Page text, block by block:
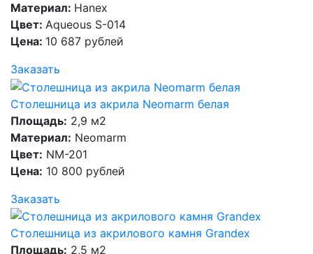
Материал: Hanex
Цвет: Aqueous S-014
Цена: 10 687 рублей
Заказать
Столешница из акрила Neomarm белая
Площадь: 2,9 м2
Материал: Neomarm
Цвет: NM-201
Цена: 10 800 рублей
Заказать
Столешница из акрилового камня Grandex
Площадь: 2,5 м2